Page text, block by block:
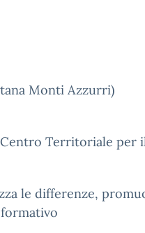
Monti Azzurri)
Territoriale
le differenze,